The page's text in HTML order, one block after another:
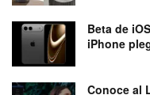
Beta de
iPhone
Conoce al